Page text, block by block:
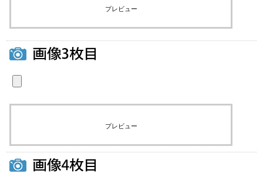
プレビュー
プレビュー